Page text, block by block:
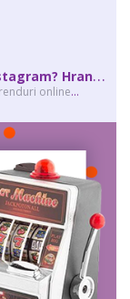
C
e mănâncă pisicile “influencer” pe Instagram? Hrana lor virală
online...